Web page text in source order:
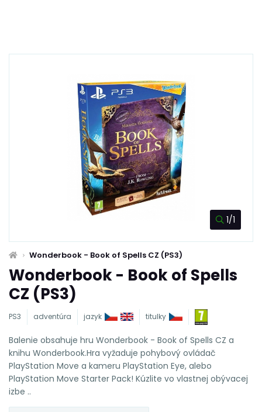
1/1
Wonderbook - Book of Spells CZ (PS3)
Wonderbook - Book of Spells
CZ (PS3)
PS3 adventúra jazyk titulky
Balenie obsahuje hru Wonderbook - Book of Spells CZ a
knihu Wonderbook.Hra vyžaduje pohybový ovládač
PlayStation Move a kameru PlayStation Eye, alebo
PlayStation Move Starter Pack! Kúzlite vo vlastnej obývacej
izbe ..